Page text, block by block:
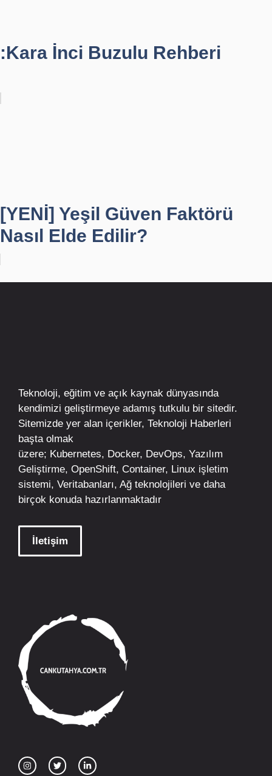
:Kara İnci Buzulu Rehberi
[YENİ] Yeşil Güven Faktörü
Nasıl Elde Edilir?
Teknoloji, eğitim ve açık kaynak dünyasında
kendimizi geliştirmeye adamış tutkulu bir sitedir.
Sitemizde yer alan içerikler, Teknoloji Haberleri
başta olmak
üzere; Kubernetes, Docker, DevOps, Yazılım
Geliştirme, OpenShift, Container, Linux işletim
sistemi, Veritabanları, Ağ teknolojileri ve daha
birçok konuda hazırlanmaktadır
İletişim